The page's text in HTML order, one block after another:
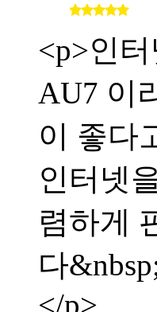
<p>인
AU7 이
이 좋다
인터넷
렴하게
다
</p>